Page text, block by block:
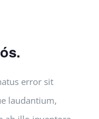
error sit
laudantium,